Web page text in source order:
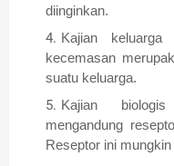
diinginkan.
Kajian keluarga
kecemasan
suatu keluarga.
Kajian
mengandung
Reseptor ini